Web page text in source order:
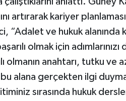
artırarak kariyer
“Adalet ve hukuk alanında
olmak için
olmanın anahtarı, tutku ve
bu alana gerçekten ilgi
sırasında hukuk